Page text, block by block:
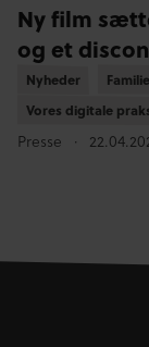
Ny film
og et
Nyheder
Nyheder
Vores digitale
Vores digitale
Presse